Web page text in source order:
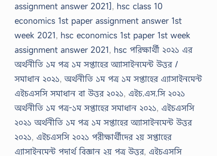
assignment answer 2021], hsc class 10
economics 1st paper assignment answer 1st
week 2021, hsc economics 1st paper 1st week
assignment answer 2021, hsc পরিক্ষার্থী ২০২১ এর
অর্থনীতি ১ম পত্র ১ম সপ্তাহের অ্যাসাইনমেন্ট উত্তর /
সমাধান ২০২১,অর্থনীতি ১ম পত্র ১ম সপ্তাহের এ্যাসাইনমেন্ট
এইচএসসি সমাধান বা উত্তর ২০২১, এইচ.এস.সি ২০২১
অর্থনীতি ১ম পত্র-১ম সপ্তাহের সমাধান ২০২১, এইচএসসি
২০২১ অর্থনীতি ১ম পত্র ১ম সপ্তাহের অ্যাসাইনমেন্ট উত্তর
২০২১, এইচএসসি ২০২১ পরীক্ষার্থীদের ২য় সপ্তাহের
এ্যাসাইনমেন্ট পদার্থ বিজ্ঞান ২য় পত্র উত্তর, এইচএসসি